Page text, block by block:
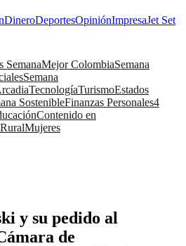
DineroDeportesOpiniónImpresaJet Set
SemanaMejor ColombiaSemana
Semana
TecnologíaTurismoEstados
SostenibleFinanzas Personales4
Contenido en
Mujeres
y su pedido al
de